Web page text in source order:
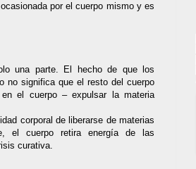
por el cuerpo mismo y es
una parte. El hecho de que los
no significa que el resto del cuerpo
el cuerpo – expulsar la materia
corporal de liberarse de materias
el cuerpo retira energía de las
curativa.